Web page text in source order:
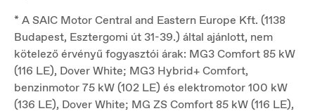
* A SAIC Motor Central and Eastern Europe Kft. (1138
Budapest, Esztergomi út 31-39.) által ajánlott, nem
kötelező érvényű fogyasztói árak: MG3 Comfort 85 kW
(116 LE), Dover White; MG3 Hybrid+ Comfort,
benzinmotor 75 kW (102 LE) és elektromotor 100 kW
(136 LE), Dover White; MG ZS Comfort 85 kW (116 LE),